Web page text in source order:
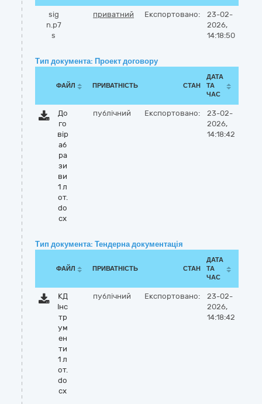
sig
n.p7
s
приватний Експортовано:
23-02-
2026,
14:18:50
Тип документа: Проект договору
ФАЙЛ ПРИВАТНІСТЬ СТАН
ДАТА
ТА
ЧАС
До
го
вір
аб
ра
зи
ви
1 л
от.
do
cx
публічний Експортовано:
23-02-
2026,
14:18:42
Тип документа: Тендерна документація
ФАЙЛ ПРИВАТНІСТЬ СТАН
ДАТА
ТА
ЧАС
КД
Інс
тр
ум
ен
ти
1 л
от.
do
cx
публічний Експортовано:
23-02-
2026,
14:18:42